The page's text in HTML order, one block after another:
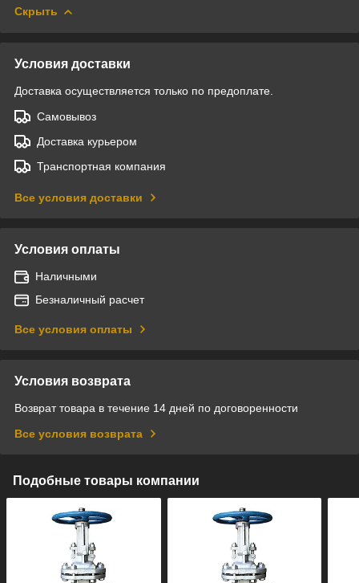
Скрыть
Условия доставки
Доставка осуществляется только по предоплате.
Самовывоз
Доставка курьером
Транспортная компания
Все условия доставки
Условия оплаты
Наличными
Безналичный расчет
Все условия оплаты
Условия возврата
Возврат товара в течение 14 дней по договоренности
Все условия возврата
Подобные товары компании